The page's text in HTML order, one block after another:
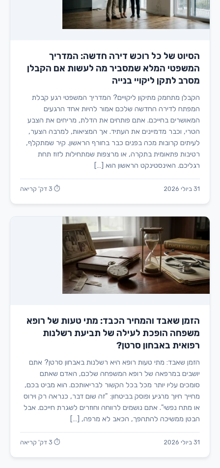
הסיוט של כל רוכש דירה חדשה: המדריך
המשפטי המלא שמסביר מה לעשות אם הקבלן
מסרב לתקן ליקויי בנייה
הקבלן מתחמק מתיקון ליקויים? המדריך המשפטי רגע קבלת
המפתח לדירה החדשה שלכם אמור להיות אחד הרגעים
המאושרים בחייכם. אתם פותחים את הדלת, מריחים את הצבע
הטרי, וכבר מדמיינים את העתיד. אך המציאות, למרבה הצער,
לעיתים קרובות מכה בפנים כבר בחורף הראשון. קיר שמתקלף,
רטיבות פתאומית בתקרה, או מרצפות שמתחילות לזוז תחת
רגליכם. האינסטינקט הראשון הוא […]
31 ביולי 2026 ⏱ 3 דק' קריאה
הזמן שאבד והמחיר הכבד: מתי טעות של רופא
משפחה הופכת לעילה של תביעת רשלנות
רפואית באבחון סרטן?
הזמן שאבד: מתי טעות רופא היא רשלנות באבחון סרטן? אתם
יושבים במרפאה של רופא המשפחה שלכם, האדם שאתם
סומכים עליו יותר מכל בכל הקשור לבריאותכם. הוא מביט בכם,
מחייך חיוך מרגיע ופוסק בביטחון: "זה שום דבר, כנראה רק וירוס
או מתח נפשי". אתם נושמים לרווחה וחוזרים לשגרת חייכם. אבל
הבטן ממשיכה להתהפך, הכאב לא מרפה, […]
31 ביולי 2026 ⏱ 3 דק' קריאה